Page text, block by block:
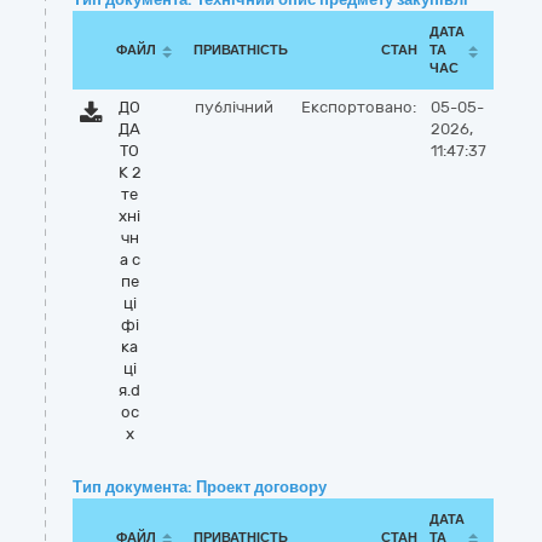
ФАЙЛ ПРИВАТНІСТЬ СТАН
ДАТА
ТА
ЧАС
ДО
ДА
ТО
К 2
те
хні
чн
а с
пе
ці
фі
ка
ці
я.d
oc
x
публічний Експортовано:
05-05-
2026,
11:47:37
Тип документа: Проект договору
ФАЙЛ ПРИВАТНІСТЬ СТАН
ДАТА
ТА